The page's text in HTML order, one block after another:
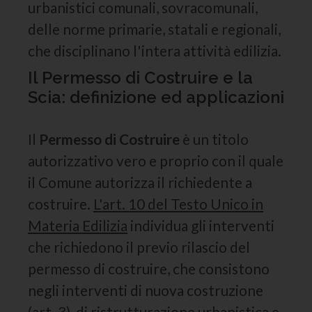
urbanistici comunali, sovracomunali,
delle norme primarie, statali e regionali,
che disciplinano l'intera attività edilizia.
Il Permesso di Costruire e la
Scia: definizione ed applicazioni
Il Permesso di Costruire è un titolo
autorizzativo vero e proprio con il quale
il Comune autorizza il richiedente a
costruire. L'art. 10 del Testo Unico in
Materia Edilizia individua gli interventi
che richiedono il previo rilascio del
permesso di costruire, che consistono
negli interventi di nuova costruzione